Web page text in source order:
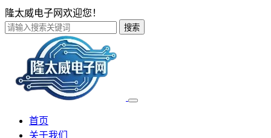
隆太威电子网欢迎您！
搜索
首页
关于我们